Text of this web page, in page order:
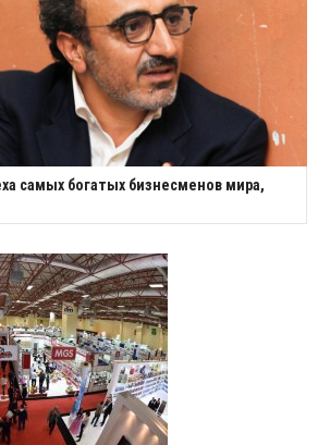
самых богатых бизнесменов мира,